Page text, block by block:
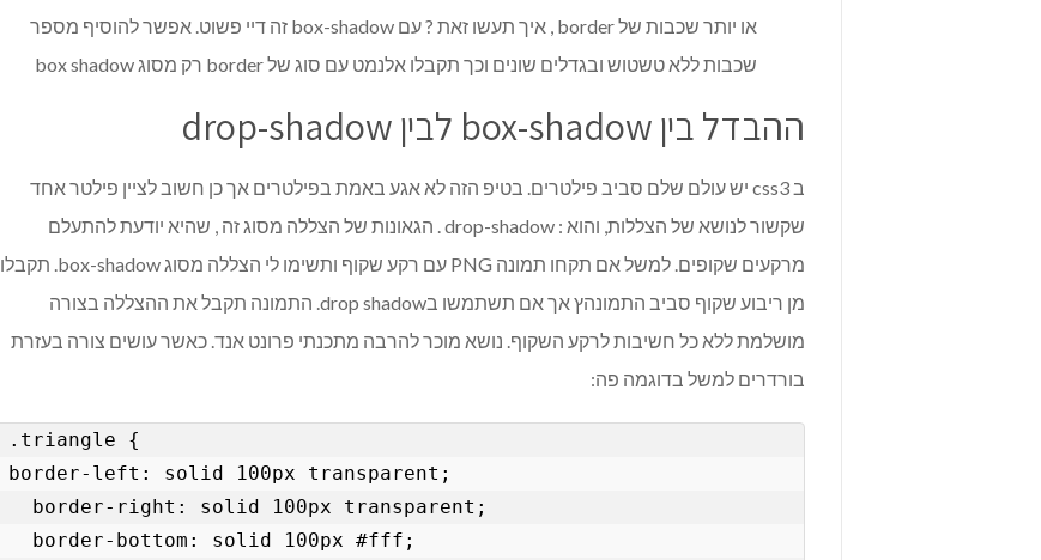
או יותר שכבות של border , איך תעשו זאת ? עם box-shadow זה דיי פשוט. אפשר להוסיף מספר
שכבות ללא טשטוש ובגדלים שונים וכך תקבלו אלנמט עם סוג של border רק מסוג box shadow
ההבדל בין box-shadow לבין drop-shadow
ב css3 יש עולם שלם סביב פילטרים. בטיפ הזה לא אגע באמת בפילטרים אך כן חשוב לציין פילטר אחד
שקשור לנושא של הצללות, והוא : drop-shadow . הגאונות של הצללה מסוג זה , שהיא יודעת להתעלם
מרקעים שקופים. למשל אם תקחו תמונה PNG עם רקע שקוף ותשימו לי הצללה מסוג box-shadow. תקבלו
מן ריבוע שקוף סביב התמונהץ אך אם תשתמשו בdrop shadow. התמונה תקבל את ההצללה בצורה
מושלמת ללא כל חשיבות לרקע השקוף. נושא מוכר להרבה מתכנתי פרונט אנד. כאשר עושים צורה בעזרת
בורדרים למשל בדוגמה פה:
.triangle {
border-left: solid 100px transparent;